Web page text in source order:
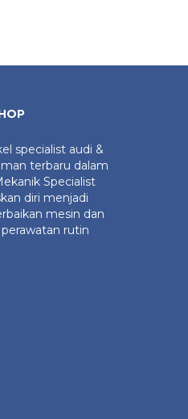
specialist audi &
terbaru dalam
Specialist
diri menjadi
mesin dan
rutin